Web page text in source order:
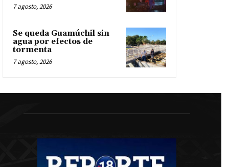
7 agosto, 2026
Se queda Guamúchil sin
agua por efectos de
tormenta
7 agosto, 2026